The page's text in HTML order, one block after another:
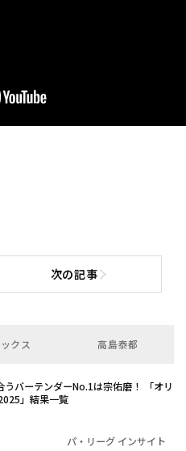
次の記事次の記事へ
クス 高島泰都
うバーテンダーNo.1は宗佑磨！ 「オリ
」結果一覧
パ・リーグ インサイト